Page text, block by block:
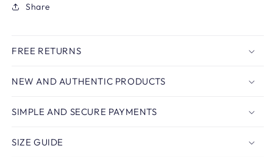
Share
FREE RETURNS
NEW AND AUTHENTIC PRODUCTS
SIMPLE AND SECURE PAYMENTS
SIZE GUIDE